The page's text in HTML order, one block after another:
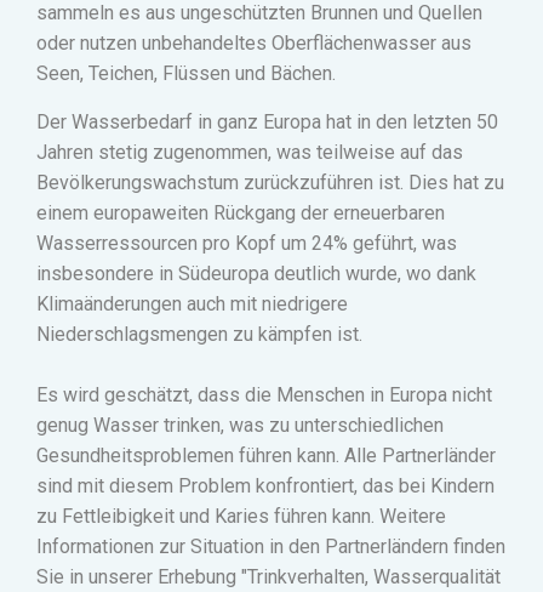
sammeln es aus ungeschützten Brunnen und Quellen
oder nutzen unbehandeltes Oberflächenwasser aus
Seen, Teichen, Flüssen und Bächen.
Der Wasserbedarf in ganz Europa hat in den letzten 50
Jahren stetig zugenommen, was teilweise auf das
Bevölkerungswachstum zurückzuführen ist. Dies hat zu
einem europaweiten Rückgang der erneuerbaren
Wasserressourcen pro Kopf um 24% geführt, was
insbesondere in Südeuropa deutlich wurde, wo dank
Klimaänderungen auch mit niedrigere
Niederschlagsmengen zu kämpfen ist.
Es wird geschätzt, dass die Menschen in Europa nicht
genug Wasser trinken, was zu unterschiedlichen
Gesundheitsproblemen führen kann. Alle Partnerländer
sind mit diesem Problem konfrontiert, das bei Kindern
zu Fettleibigkeit und Karies führen kann. Weitere
Informationen zur Situation in den Partnerländern finden
Sie in unserer Erhebung "Trinkverhalten, Wasserqualität